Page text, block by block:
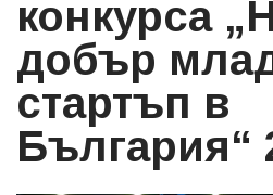
конкурса
добър
стартъп в
България“